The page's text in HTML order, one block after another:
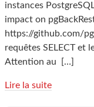
instances
impact on
https://github.com/
requêtes SELECT et
Attention au
[…]
Lire la suite